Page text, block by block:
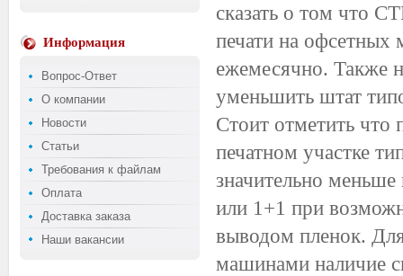
Информация
Вопрос-Ответ
О компании
Новости
Статьи
Требования к файлам
Оплата
Доставка заказа
Наши вакансии
сказать о том что
печати на
ежемесячно. Также
уменьшить штат
Стоит отметить что
печатном участке
значительно
или 1+1 при
выводом пленок.
машинами наличие